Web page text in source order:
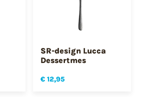
SR-design Lucca
Dessertmes
€ 12,95